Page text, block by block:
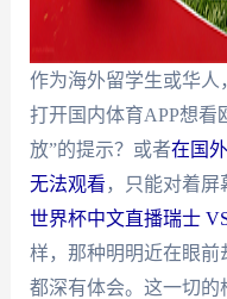
作为海外留学生或华人
打开国内体育APP想看
放”的提示？或者在国
无法观看 ，只能对着屏
世界杯中文直播瑞士
样，那种明明近在眼前
都深有体会。这一切的